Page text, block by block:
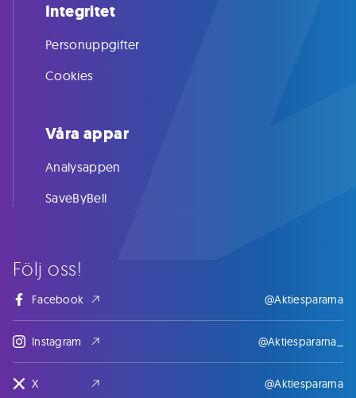
Följ oss!
Facebook @Aktiespararna
Instagram @Aktiespararna_
X @Aktiespararna
Integritet
Personuppgifter
Cookies
Våra appar
Analysappen
SaveByBell